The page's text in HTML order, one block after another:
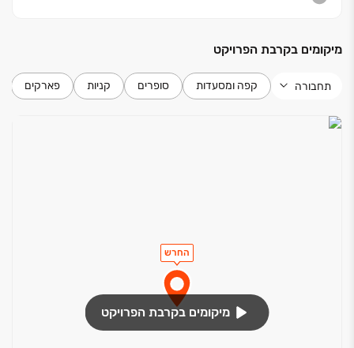
מיקומים בקרבת הפרויקט
תחבורה קפה ומסעדות סופרים קניות פארקים
החרש
מיקומים בקרבת הפרויקט